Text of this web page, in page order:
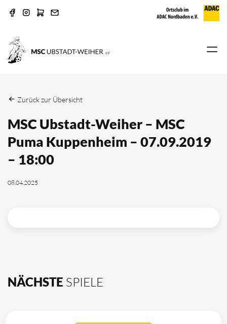
Zurück zur Übersicht
MSC Ubstadt-Weiher – MSC
Puma Kuppenheim – 07.09.2019
– 18:00
08.04.2025
NÄCHSTE SPIELE